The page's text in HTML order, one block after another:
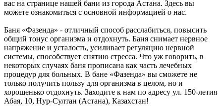
вас на странице нашей бани из города Астана. Здесь вы
можете ознакомиться с основной информацией о нас.
Баня «Фазенда» - отличный способ расслабиться, повысить
общий тонус организма и отдохнуть. Баня снимает нервное
напряжение и усталость, усиливает регуляцию нервной
системы, способствует снятию стресса. Что уж говорить, в
некоторых случаях баня прописана как часть лечебных
процедур для больных. В бане «Фазенда» вы сможете не
только получить пользу для организма в целом, но и
хорошенько отдохнуть. Заходите к нам по адресу ул. 150-летия
Абая, 10, Нур-Султан (Астана), Казахстан!